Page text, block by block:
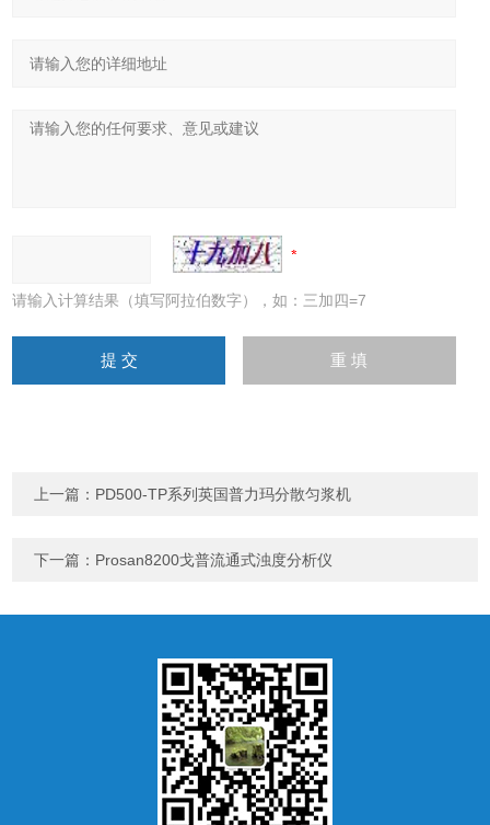
请输入计算结果（填写阿拉伯数字），如：三加四=7
上一篇： PD500-TP系列英国普力玛分散匀浆机
下一篇： Prosan8200戈普流通式浊度分析仪